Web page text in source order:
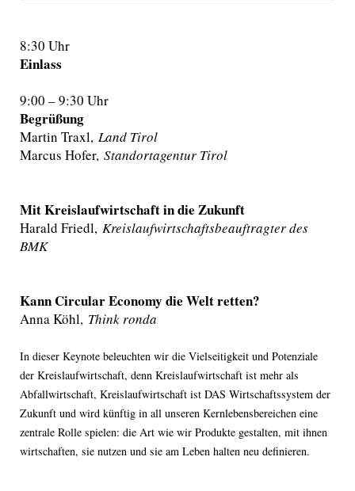
8:30 Uhr
Einlass
9:00 – 9:30 Uhr
Begrüßung
Martin Traxl,Land Tirol
Marcus Hofer,Standortagentur Tirol
Mit Kreislaufwirtschaft in die Zukunft
Harald Friedl, Kreislaufwirtschaftsbeauftragter des
BMK
Kann Circular Economy die Welt retten?
Anna Köhl, Think ronda
In dieser Keynote beleuchten wir die Vielseitigkeit und Potenziale
der Kreislaufwirtschaft, denn Kreislaufwirtschaft ist mehr als
Abfallwirtschaft, Kreislaufwirtschaft ist DAS Wirtschaftssystem der
Zukunft und wird künftig in all unseren Kernlebensbereichen eine
zentrale Rolle spielen: die Art wie wir Produkte gestalten, mit ihnen
wirtschaften, sie nutzen und sie am Leben halten neu definieren.